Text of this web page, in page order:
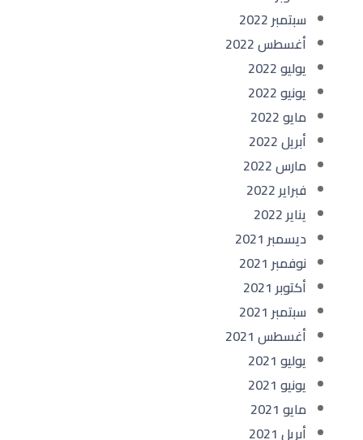
سبتمبر 2022
أغسطس 2022
يوليو 2022
يونيو 2022
مايو 2022
أبريل 2022
مارس 2022
فبراير 2022
يناير 2022
ديسمبر 2021
نوفمبر 2021
أكتوبر 2021
سبتمبر 2021
أغسطس 2021
يوليو 2021
يونيو 2021
مايو 2021
أبريل 2021